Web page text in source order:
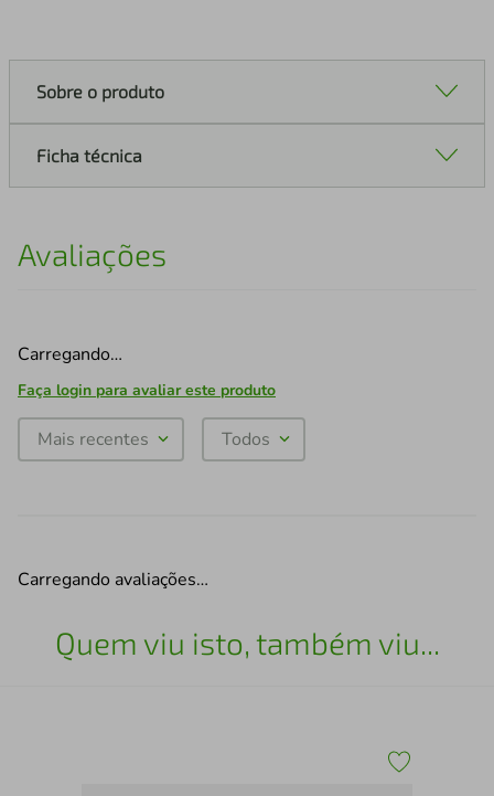
Sobre o produto
Ficha técnica
Avaliações
Carregando…
Faça login para avaliar este produto
Mais recentes Todos
Carregando avaliações…
Quem viu isto, também viu...